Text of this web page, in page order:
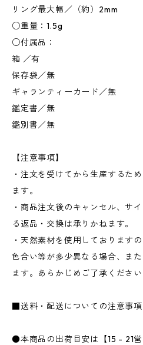
リング最大幅／（約）2mm
○重量：1.5g
○付属品：
箱 ／有
保存袋／無
ギャランティーカード／無
鑑定書／無
鑑別書／無
【注意事項】
・注文を受けてから生産するた
ます。
・商品注文後のキャンセル、サ
る返品・交換は承りかねます。
・天然素材を使用しております
色合い等が多少異なる場合、ま
ます。あらかじめご了承ください
■送料・配送についての注意事項
●本商品の出荷目安は【15 - 21